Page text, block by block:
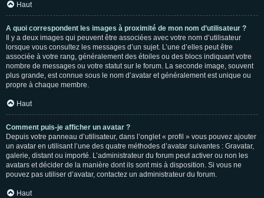
Haut
A quoi correspondent les images à proximité de mon nom d’utilisateur ?
Il y a deux images qui peuvent être associées avec votre nom d’utilisateur
lorsque vous consultez les messages d’un sujet. L’une d’elles peut être
associée à votre rang, généralement des étoiles ou des blocs indiquant votre
nombre de messages ou votre statut sur le forum. La seconde image, souvent
plus grande, est connue sous le nom d’avatar et généralement est unique ou
propre à chaque membre.
Haut
Comment puis-je afficher un avatar ?
Depuis votre panneau d’utilisateur, dans l’onglet « profil » vous pouvez ajouter
un avatar en utilisant l’une des quatre méthodes d’avatar suivantes : Gravatar,
galerie, distant ou importé. L’administrateur du forum peut activer ou non les
avatars et décider de la manière dont ils sont mis à disposition. Si vous ne
pouvez pas utiliser d’avatar, contactez un administrateur du forum.
Haut